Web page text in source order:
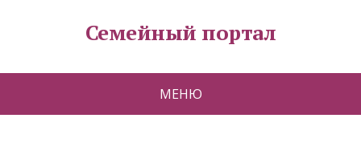
Семейный портал
МЕНЮ